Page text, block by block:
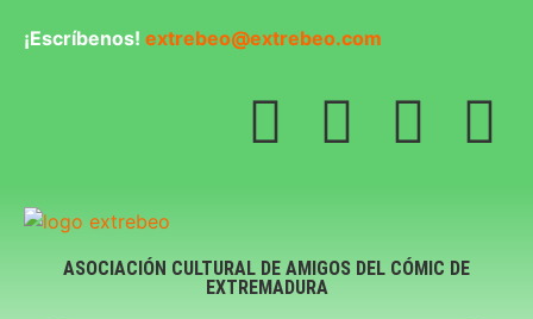
¡Escríbenos! extrebeo@extrebeo.com
ASOCIACIÓN CULTURAL DE AMIGOS DEL CÓMIC DE
EXTREMADURA